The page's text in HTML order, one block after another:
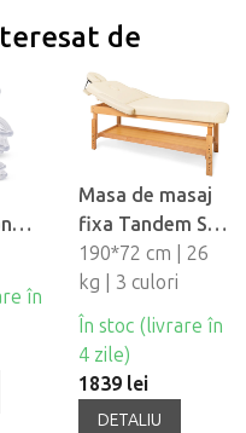
de
în
Masa de masaj
fixa Tandem Spa
Luna V2
190*72 cm | 26
kg | 3 culori
În stoc (livrare în
4 zile)
1839 lei
DETALIU